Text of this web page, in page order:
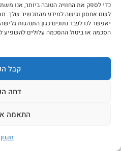
לשם אחסון וגישה למידע מהמכשיר שלך.
יאפשר לנו לעבד נתונים כגון התנהגות
הסכמה או ביטול ההסכמה עלולים להשפיע
קבל
דחה
התאמה
תקנון
מתכון קל וטעים
נתחים שלא
פיקניק בשרי: